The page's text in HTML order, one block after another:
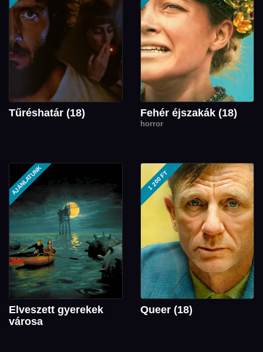
Tűréshatár (18) Fehér éjszakák (18)
horror
AJÁNLATUNK
Elveszett gyerekek
városa
1 200 FT
Queer (18)